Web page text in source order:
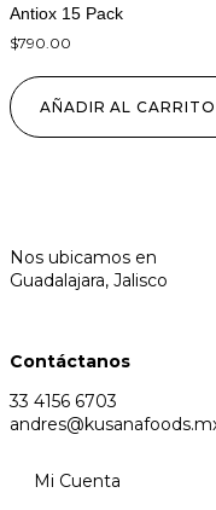
Antiox 15 Pack
$790.00
AÑADIR AL CARRITO
Nos ubicamos en
Guadalajara, Jalisco
Contáctanos
33 4156 6703
Mi Cuenta